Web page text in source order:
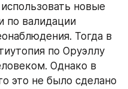
новые
по валидации
Тогда в
по Оруэллу
Однако в
это не было сделано